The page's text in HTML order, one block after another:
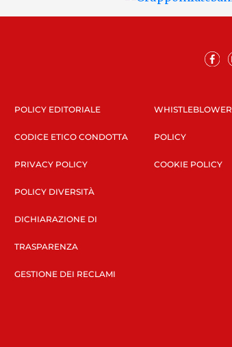
POLICY EDITORIALE
CODICE ETICO CONDOTTA
PRIVACY POLICY
POLICY DIVERSITÀ
DICHIARAZIONE DI
TRASPARENZA
GESTIONE DEI RECLAMI
WHISTLEBLOWER
POLICY
COOKIE POLICY